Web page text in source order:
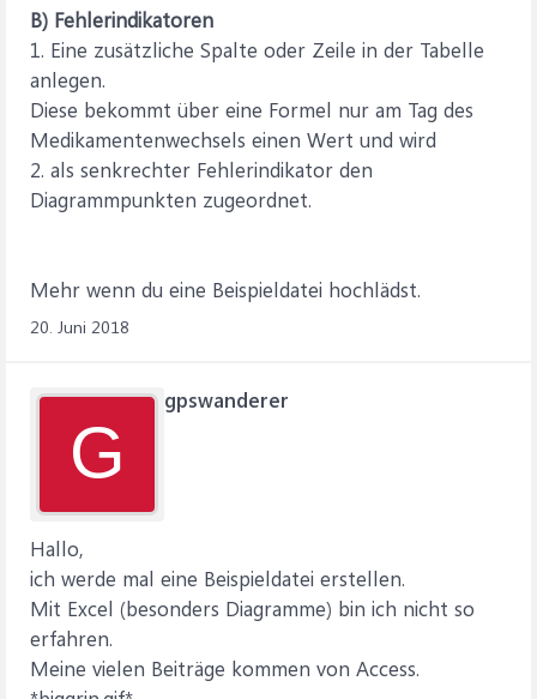
B) Fehlerindikatoren
1. Eine zusätzliche Spalte oder Zeile in der Tabelle
anlegen.
Diese bekommt über eine Formel nur am Tag des
Medikamentenwechsels einen Wert und wird
2. als senkrechter Fehlerindikator den
Diagrammpunkten zugeordnet.
Mehr wenn du eine Beispieldatei hochlädst.
20. Juni 2018
G
gpswanderer
Hallo,
ich werde mal eine Beispieldatei erstellen.
Mit Excel (besonders Diagramme) bin ich nicht so
erfahren.
Meine vielen Beiträge kommen von Access.